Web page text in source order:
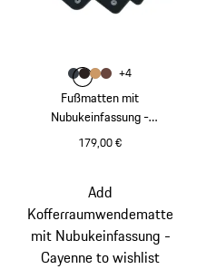
Fußmatten mit
Nubukeinfassung -
Cayenne
179,00 €
Farbe
Farbegraphitblau
Farbe espresso
Farbeluxorbeige
Farbe
+4
Add
Kofferraumwendematte
mit Nubukeinfassung -
Cayenne to wishlist